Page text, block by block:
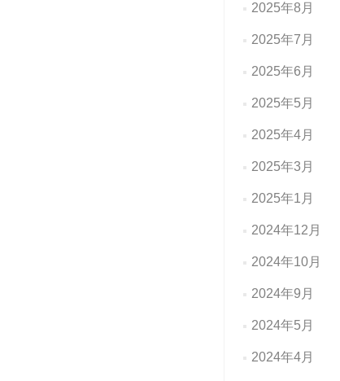
2025年8月
2025年7月
2025年6月
2025年5月
2025年4月
2025年3月
2025年1月
2024年12月
2024年10月
2024年9月
2024年5月
2024年4月